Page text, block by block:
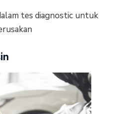
tes diagnostic untuk